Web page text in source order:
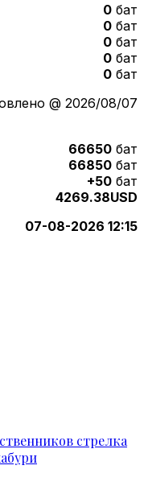
0 бат
0 бат
0 бат
0 бат
0 бат
@ 2026/08/07
66650 бат
66850 бат
+50 бат
4269.38USD
07-08-2026 12:15
стрелка